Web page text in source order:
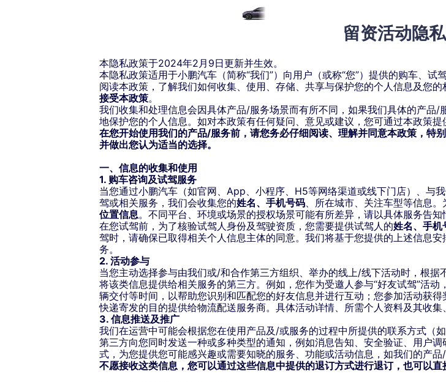
L03 GX G6
留资活动隐
本隐私政策于2024年2月9日更新并生效。
本隐私政策适用于小鹏汽车（简称“我们”）向用户（或称“您”）提供的购车、
阅读本政策，了解我们如何收集、使用、存储、共享与保护您的个人信息及您的
接受本政策。
我们收集和处理信息会因具体产品/服务场景而有所不同，如果我们具体的产品
地保护您的个人信息。如对本政策有任何疑问、意见或建议，您可通过本政策提
在您开始使用我们的产品/服务前，请您务必仔细阅读、理解并同意本政策，特
并做出您认为适当的选择。
一、信息的收集和使用
1. 购车咨询及试驾服务
当您通过小鹏汽车（如官网、App、小程序、H5等网络渠道或线下门店）、与
驾或相关服务，我们会收集您的姓名、手机号码、所在城市、关注车型等信息
位置信息。不同平台、环境或场景的授权场景可能有所差异，请以具体服务告知
在您试驾前，为了核验试驾人身份及驾驶资质，您需要提供试驾人的姓名、手机
驾时，请确保已取得相关个人信息主体的同意。我们将基于您提供的上述信息
务。
2. 活动参与
当您主动选择参与由我们或/和合作第三方组织、举办的线上/线下活动时，根
将该类信息提供给相关服务的第三方。例如，您作为受邀人参与“好友试驾”活
辆交付等时间，以帮助您识别和匹配您的好友信息并进行互动；您参加活动获
快递寄发的目的提供给物流配送服务商。具体活动详情、所需个人资料及其收集
3. 信息推送及推广
我们在运营中可能会根据您在使用产品及/或服务的过程中所提供的联系方式（如
第三方向您同时发送一种或多种类型的通知，例如消息告知、安全验证、用户
式，为您提供您可能感兴趣或需要知晓的服务、功能或活动信息，如我们的产
不愿接收这类信息，您可以通过这些信息中提供的退订方式进行退订，也可以直